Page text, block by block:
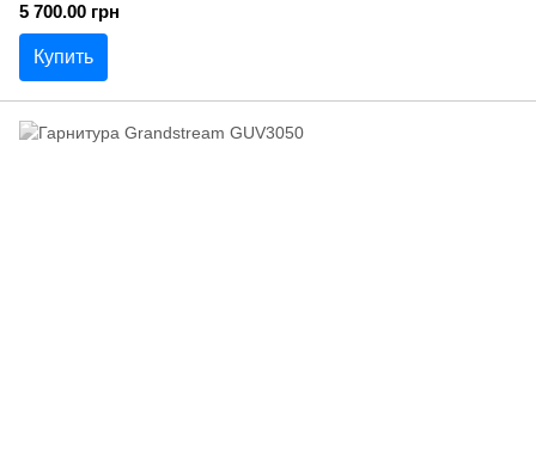
5 700.00 грн
Купить